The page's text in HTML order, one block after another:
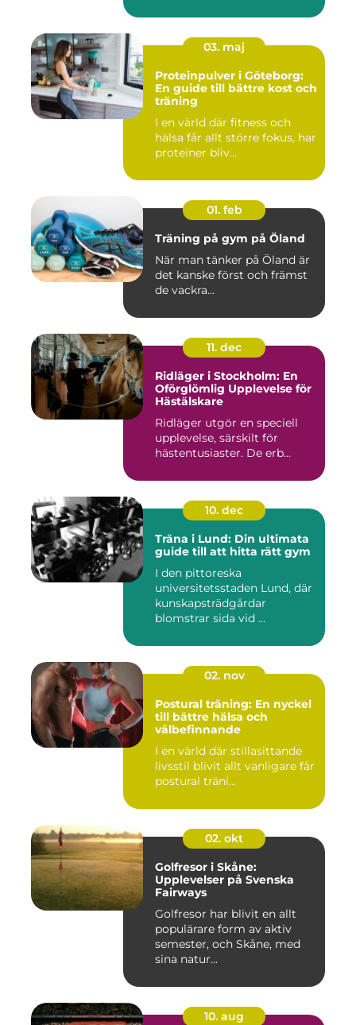
03. maj
Proteinpulver i Göteborg:
En guide till bättre kost och
träning
I en värld där fitness och
hälsa får allt större fokus, har
proteiner bliv...
01. feb
Träning på gym på Öland
När man tänker på Öland är
det kanske först och främst
de vackra...
11. dec
Ridläger i Stockholm: En
Oförglömlig Upplevelse för
Hästälskare
Ridläger utgör en speciell
upplevelse, särskilt för
hästentusiaster. De erb...
10. dec
Träna i Lund: Din ultimata
guide till att hitta rätt gym
I den pittoreska
universitetsstaden Lund, där
kunskapsträdgårdar
blomstrar sida vid ...
02. nov
Postural träning: En nyckel
till bättre hälsa och
välbefinnande
I en värld där stillasittande
livsstil blivit allt vanligare får
postural träni...
02. okt
Golfresor i Skåne:
Upplevelser på Svenska
Fairways
Golfresor har blivit en allt
populärare form av aktiv
semester, och Skåne, med
sina natur...
10. aug